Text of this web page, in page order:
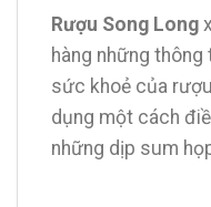
Rượu Song Long
hàng những
sức khoẻ của
dụng một cách
những dịp sum